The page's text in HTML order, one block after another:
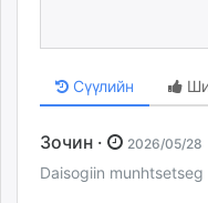
Сүүлийн
Зочин · 2026/05/28
Daisogiin